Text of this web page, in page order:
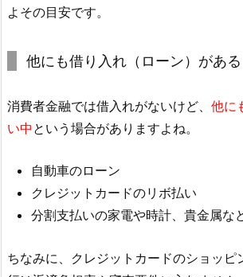
よその目安です。
他にも借り入れ（ローン）がある
消費者金融では借入れがないけど、 他に
い中 という場合がありますよね。
自動車のローン
クレジットカードのリボ払い
分割支払いの家電や時計、貴金属な
ちなみに、クレジットカードのショッピ